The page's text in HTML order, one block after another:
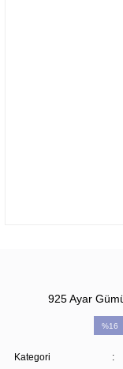
925 Ayar
%16
Kategori